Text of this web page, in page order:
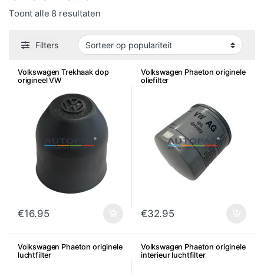
Toont alle 8 resultatenGesorteerd op populariteit
Filters
Volkswagen Trekhaak dop
origineel VW
€16.95
Volkswagen Phaeton originele
oliefilter
€32.95
Volkswagen Phaeton originele
luchtfilter
Volkswagen Phaeton originele
interieur luchtfilter